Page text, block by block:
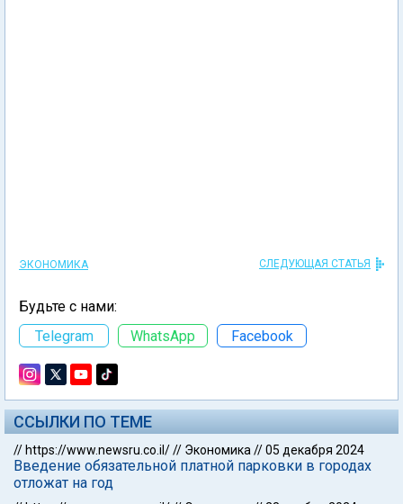
ЭКОНОМИКА СЛЕДУЮЩАЯ СТАТЬЯ
Будьте с нами:
Telegram
WhatsApp Facebook
ССЫЛКИ ПО ТЕМЕ
// https://www.newsru.co.il/// Экономика //05 декабря 2024
Введение обязательной платной парковки в городах
отложат на год